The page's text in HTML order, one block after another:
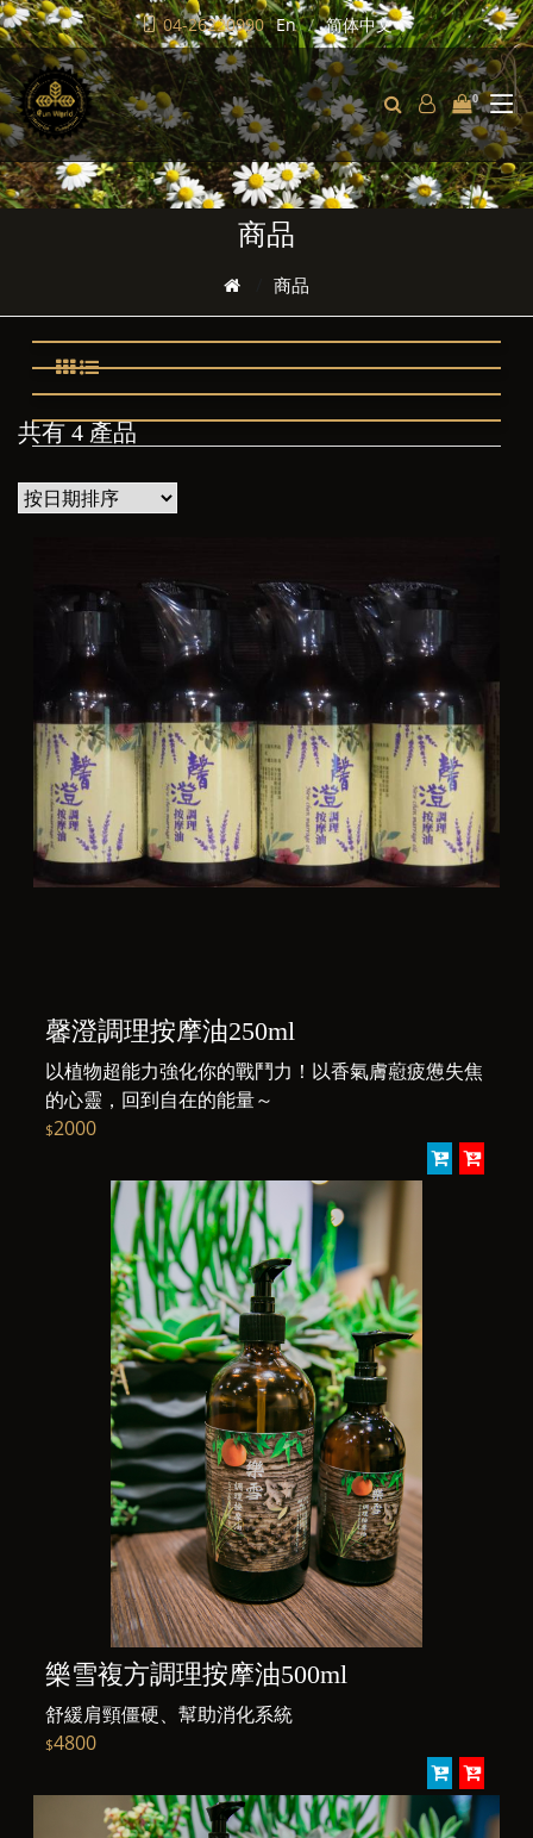
04-26220990 En 简体中文
0
商品
商品
共有 4 產品
馨澄調理按摩油250ml
以植物超能力強化你的戰鬥力！以香氣膚藯疲憊失焦
的心靈，回到自在的能量～
$2000
樂雪複方調理按摩油500ml
舒緩肩頸僵硬、幫助消化系統
$4800